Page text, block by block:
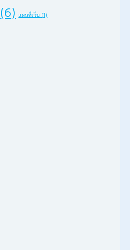
(6)
แผนที่เว็บ (1)